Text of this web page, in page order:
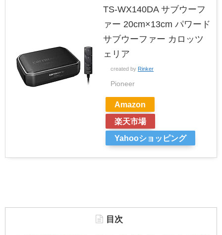
TS-WX140DA サブウーフ
ァー 20cm×13cm パワード
サブウーファー カロッツ
ェリア
created by Rinker
Pioneer
Amazon
楽天市場
Yahooショッピング
目次